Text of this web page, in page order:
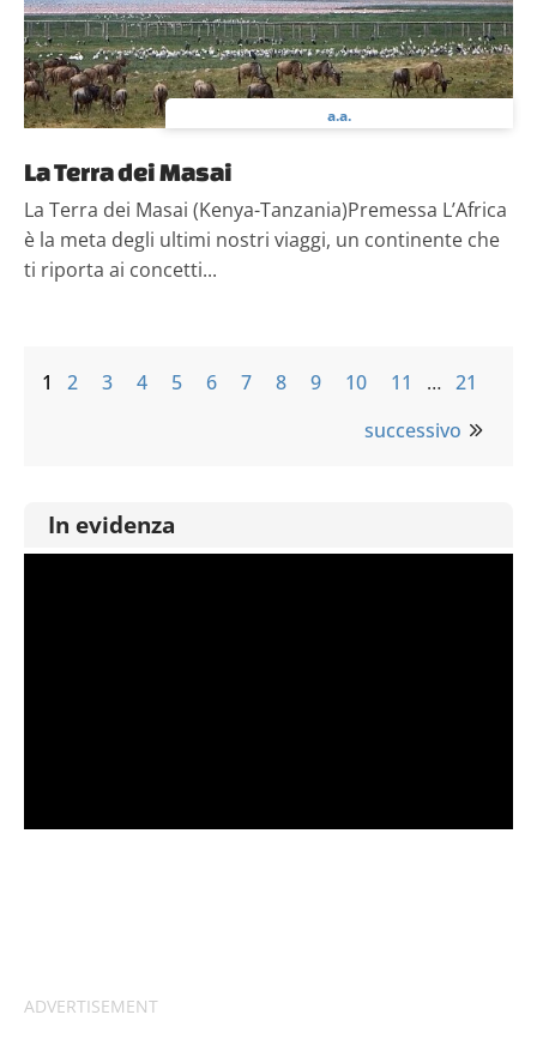
a.a.
La Terra dei Masai
La Terra dei Masai (Kenya-Tanzania)Premessa L’Africa
è la meta degli ultimi nostri viaggi, un continente che
ti riporta ai concetti...
1 2 3 4 5 6 7 8 9 10 11 … 21
successivo
In evidenza